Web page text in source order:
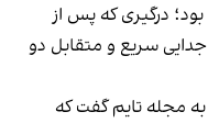
درگیری‌ که پس از
جدایی سریع و متقابل دو
مجله تایم گفت که